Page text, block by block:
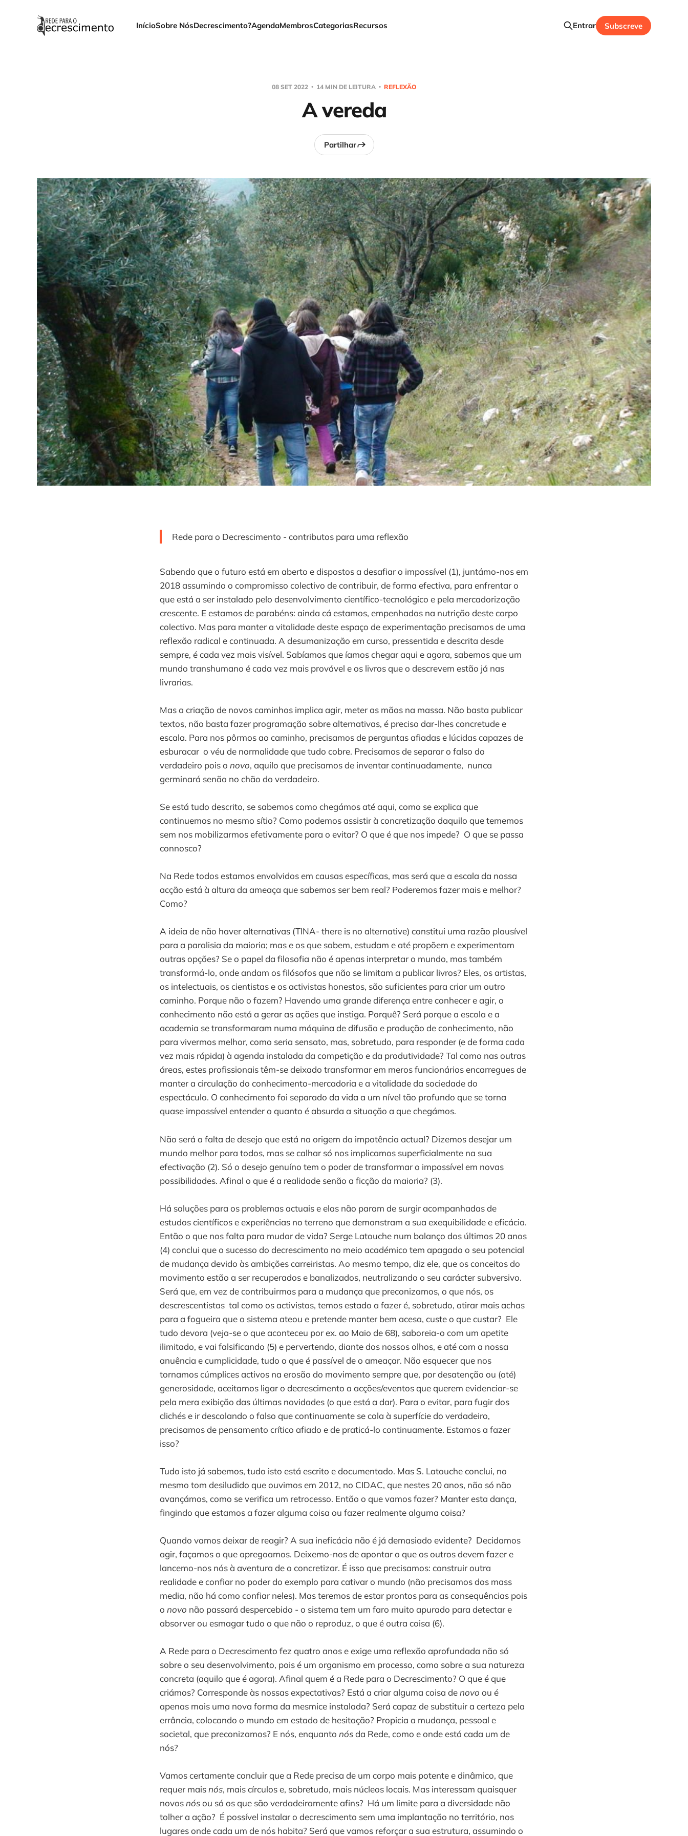
InícioSobre NósDecrescimento?AgendaMembrosCategoriasRecursos Entrar Subscreve
08 SET 2022 14 MIN DE LEITURA REFLEXÃO
A vereda
Partilhar
Rede para o Decrescimento - contributos para uma reflexão
Sabendo que o futuro está em aberto e dispostos a desafiar o impossível (1), juntámo-nos em
2018 assumindo o compromisso colectivo de contribuir, de forma efectiva, para enfrentar o
que está a ser instalado pelo desenvolvimento científico-tecnológico e pela mercadorização
crescente. E estamos de parabéns: ainda cá estamos, empenhados na nutrição deste corpo
colectivo. Mas para manter a vitalidade deste espaço de experimentação precisamos de uma
reflexão radical e continuada. A desumanização em curso, pressentida e descrita desde
sempre, é cada vez mais visível. Sabíamos que íamos chegar aqui e agora, sabemos que um
mundo transhumano é cada vez mais provável e os livros que o descrevem estão já nas
livrarias.
Mas a criação de novos caminhos implica agir, meter as mãos na massa. Não basta publicar
textos, não basta fazer programação sobre alternativas, é preciso dar-lhes concretude e
escala. Para nos pôrmos ao caminho, precisamos de perguntas afiadas e lúcidas capazes de
esburacar o véu de normalidade que tudo cobre. Precisamos de separar o falso do
verdadeiro pois o novo, aquilo que precisamos de inventar continuadamente, nunca
germinará senão no chão do verdadeiro.
Se está tudo descrito, se sabemos como chegámos até aqui, como se explica que
continuemos no mesmo sítio? Como podemos assistir à concretização daquilo que tememos
sem nos mobilizarmos efetivamente para o evitar? O que é que nos impede? O que se passa
connosco?
Na Rede todos estamos envolvidos em causas específicas, mas será que a escala da nossa
acção está à altura da ameaça que sabemos ser bem real? Poderemos fazer mais e melhor?
Como?
A ideia de não haver alternativas (TINA- there is no alternative) constitui uma razão plausível
para a paralisia da maioria; mas e os que sabem, estudam e até propõem e experimentam
outras opções? Se o papel da filosofia não é apenas interpretar o mundo, mas também
transformá-lo, onde andam os filósofos que não se limitam a publicar livros? Eles, os artistas,
os intelectuais, os cientistas e os activistas honestos, são suficientes para criar um outro
caminho. Porque não o fazem? Havendo uma grande diferença entre conhecer e agir, o
conhecimento não está a gerar as ações que instiga. Porquê? Será porque a escola e a
academia se transformaram numa máquina de difusão e produção de conhecimento, não
para vivermos melhor, como seria sensato, mas, sobretudo, para responder (e de forma cada
vez mais rápida) à agenda instalada da competição e da produtividade? Tal como nas outras
áreas, estes profissionais têm-se deixado transformar em meros funcionários encarregues de
manter a circulação do conhecimento-mercadoria e a vitalidade da sociedade do
espectáculo. O conhecimento foi separado da vida a um nível tão profundo que se torna
quase impossível entender o quanto é absurda a situação a que chegámos.
Não será a falta de desejo que está na origem da impotência actual? Dizemos desejar um
mundo melhor para todos, mas se calhar só nos implicamos superficialmente na sua
efectivação (2). Só o desejo genuíno tem o poder de transformar o impossível em novas
possibilidades. Afinal o que é a realidade senão a ficção da maioria? (3).
Há soluções para os problemas actuais e elas não param de surgir acompanhadas de
estudos científicos e experiências no terreno que demonstram a sua exequibilidade e eficácia.
Então o que nos falta para mudar de vida? Serge Latouche num balanço dos últimos 20 anos
(4) conclui que o sucesso do decrescimento no meio académico tem apagado o seu potencial
de mudança devido às ambições carreiristas. Ao mesmo tempo, diz ele, que os conceitos do
movimento estão a ser recuperados e banalizados, neutralizando o seu carácter subversivo.
Será que, em vez de contribuirmos para a mudança que preconizamos, o que nós, os
descrescentistas tal como os activistas, temos estado a fazer é, sobretudo, atirar mais achas
para a fogueira que o sistema ateou e pretende manter bem acesa, custe o que custar? Ele
tudo devora (veja-se o que aconteceu por ex. ao Maio de 68), saboreia-o com um apetite
ilimitado, e vai falsificando (5) e pervertendo, diante dos nossos olhos, e até com a nossa
anuência e cumplicidade, tudo o que é passível de o ameaçar. Não esquecer que nos
tornamos cúmplices activos na erosão do movimento sempre que, por desatenção ou (até)
generosidade, aceitamos ligar o decrescimento a acções/eventos que querem evidenciar-se
pela mera exibição das últimas novidades (o que está a dar). Para o evitar, para fugir dos
clichés e ir descolando o falso que continuamente se cola à superfície do verdadeiro,
precisamos de pensamento crítico afiado e de praticá-lo continuamente. Estamos a fazer
isso?
Tudo isto já sabemos, tudo isto está escrito e documentado. Mas S. Latouche conclui, no
mesmo tom desiludido que ouvimos em 2012, no CIDAC, que nestes 20 anos, não só não
avançámos, como se verifica um retrocesso. Então o que vamos fazer? Manter esta dança,
fingindo que estamos a fazer alguma coisa ou fazer realmente alguma coisa?
Quando vamos deixar de reagir? A sua ineficácia não é já demasiado evidente? Decidamos
agir, façamos o que apregoamos. Deixemo-nos de apontar o que os outros devem fazer e
lancemo-nos nós à aventura de o concretizar. É isso que precisamos: construir outra
realidade e confiar no poder do exemplo para cativar o mundo (não precisamos dos mass
media, não há como confiar neles). Mas teremos de estar prontos para as consequências pois
o novo não passará despercebido - o sistema tem um faro muito apurado para detectar e
absorver ou esmagar tudo o que não o reproduz, o que é outra coisa (6).
A Rede para o Decrescimento fez quatro anos e exige uma reflexão aprofundada não só
sobre o seu desenvolvimento, pois é um organismo em processo, como sobre a sua natureza
concreta (aquilo que é agora). Afinal quem é a Rede para o Decrescimento? O que é que
criámos? Corresponde às nossas expectativas? Está a criar alguma coisa denovo ou é
apenas mais uma nova forma da mesmice instalada? Será capaz de substituir a certeza pela
errância, colocando o mundo em estado de hesitação? Propicia a mudança, pessoal e
societal, que preconizamos? E nós, enquanto nósda Rede, como e onde está cada um de
nós?
Vamos certamente concluir que a Rede precisa de um corpo mais potente e dinâmico, que
requer maisnós, mais círculos e, sobretudo, mais núcleos locais. Mas interessam quaisquer
novosnósou só os que são verdadeiramente afins? Há um limite para a diversidade não
tolher a ação? É possível instalar o decrescimento sem uma implantação no território, nos
lugares onde cada um de nós habita? Será que vamos reforçar a sua estrutura, assumindo o